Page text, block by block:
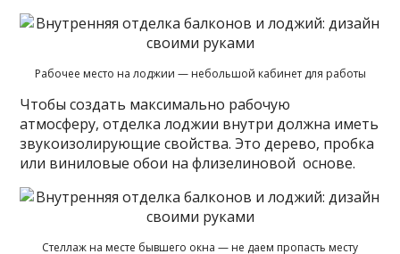
Рабочее место на лоджии — небольшой кабинет для работы
Чтобы создать максимально рабочую
атмосферу, отделка лоджии внутри должна иметь
звукоизолирующие свойства. Это дерево, пробка
или виниловые обои на флизелиновой основе.
Стеллаж на месте бывшего окна — не даем пропасть месту